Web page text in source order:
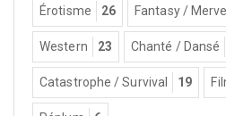
Érotisme 26 Fantasy /
Western 23 Chanté / Dansé
Catastrophe / Survival 19